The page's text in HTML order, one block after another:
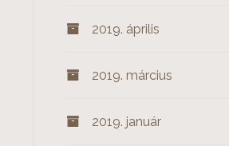
2019. április
2019. március
2019. január